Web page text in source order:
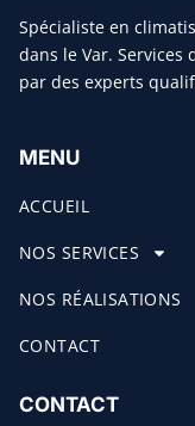
Spécialiste en
dans le Var. Services
par des experts
MENU
ACCUEIL
NOS SERVICES
NOS RÉALISATIONS
CONTACT
CONTACT